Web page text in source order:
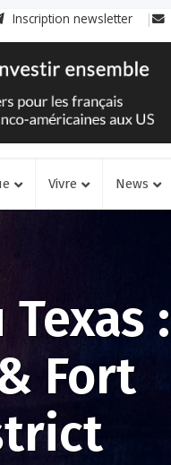
Inscription newsletter
Vivre News
:
Fort